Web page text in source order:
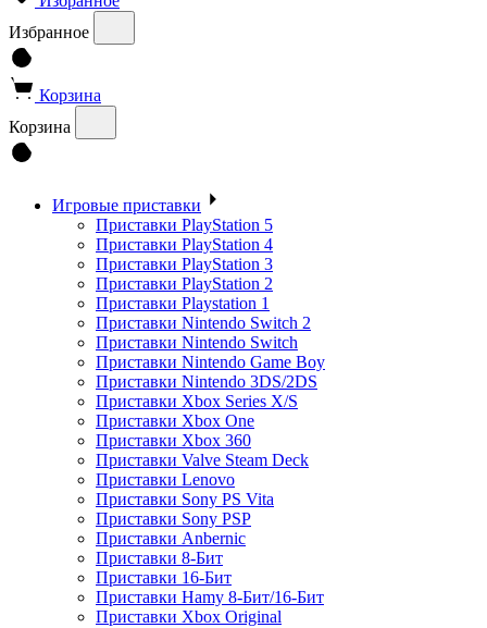
Избранное
Корзина
Корзина
Игровые приставки
Приставки PlayStation 5
Приставки PlayStation 4
Приставки PlayStation 3
Приставки PlayStation 2
Приставки Playstation 1
Приставки Nintendo Switch 2
Приставки Nintendo Switch
Приставки Nintendo Game Boy
Приставки Nintendo 3DS/2DS
Приставки Xbox Series X/S
Приставки Xbox One
Приставки Xbox 360
Приставки Valve Steam Deck
Приставки Lenovo
Приставки Sony PS Vita
Приставки Sony PSP
Приставки Anbernic
Приставки 8-Бит
Приставки 16-Бит
Приставки Hamy 8-Бит/16-Бит
Приставки Xbox Original